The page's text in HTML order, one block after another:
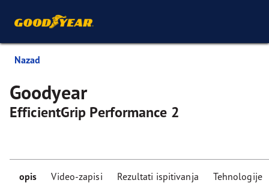
Nazad
Goodyear
EfficientGrip Performance 2
opis Video-zapisi Rezultati ispitivanja Tehnologije